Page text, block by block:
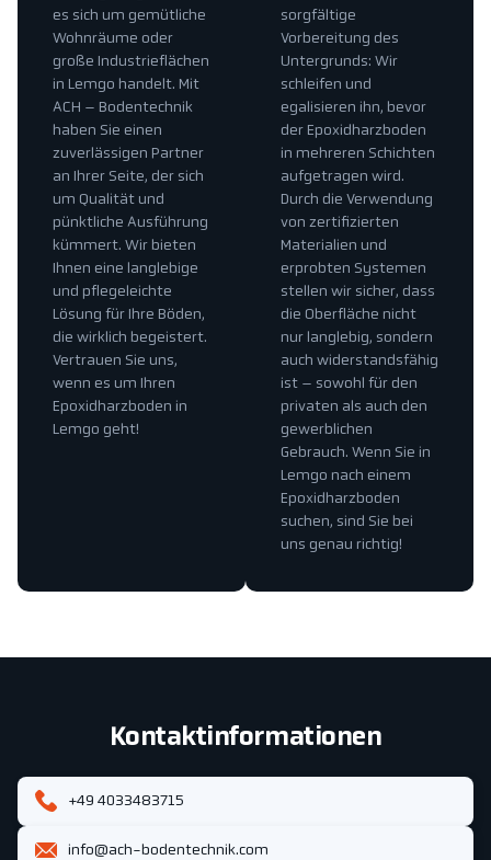
sorgfältige
Vorbereitung des
Untergrunds: Wir
schleifen und
egalisieren ihn, bevor
der Epoxidharzboden
in mehreren Schichten
aufgetragen wird.
Durch die Verwendung
von zertifizierten
Materialien und
erprobten Systemen
stellen wir sicher, dass
die Oberfläche nicht
nur langlebig, sondern
auch widerstandsfähig
ist – sowohl für den
privaten als auch den
gewerblichen
Gebrauch. Wenn Sie in
Lemgo nach einem
Epoxidharzboden
suchen, sind Sie bei
uns genau richtig!
es sich um gemütliche
Wohnräume oder
große Industrieflächen
in Lemgo handelt. Mit
ACH – Bodentechnik
haben Sie einen
zuverlässigen Partner
an Ihrer Seite, der sich
um Qualität und
pünktliche Ausführung
kümmert. Wir bieten
Ihnen eine langlebige
und pflegeleichte
Lösung für Ihre Böden,
die wirklich begeistert.
Vertrauen Sie uns,
wenn es um Ihren
Epoxidharzboden in
Lemgo geht!
Kontaktinformationen
+49 4033483715
info@ach-bodentechnik.com